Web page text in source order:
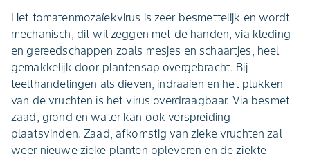
Het tomatenmozaïekvirus is zeer besmettelijk en wordt
mechanisch, dit wil zeggen met de handen, via kleding
en gereedschappen zoals mesjes en schaartjes, heel
gemakkelijk door plantensap overgebracht. Bij
teelthandelingen als dieven, indraaien en het plukken
van de vruchten is het virus overdraagbaar. Via besmet
zaad, grond en water kan ook verspreiding
plaatsvinden. Zaad, afkomstig van zieke vruchten zal
weer nieuwe zieke planten opleveren en de ziekte